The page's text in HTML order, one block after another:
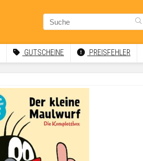
GUTSCHEINE PREISFEHLER